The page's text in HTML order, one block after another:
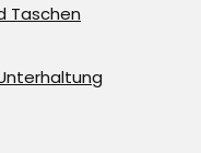
Taschen